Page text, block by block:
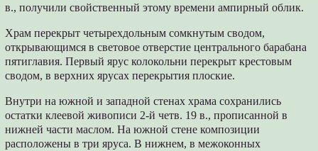
в., получили свойственный этому времени ампирный облик.
Храм перекрыт четырехдольным сомкнутым сводом,
открывающимся в световое отверстие центрального барабана
пятиглавия. Первый ярус колокольни перекрыт крестовым
сводом, в верхних ярусах перекрытия плоские.
Внутри на южной и западной стенах храма сохранились
остатки клеевой живописи 2-й четв. 19 в., прописанной в
нижней части маслом. На южной стене композиции
расположены в три яруса. В нижнем, в межоконных